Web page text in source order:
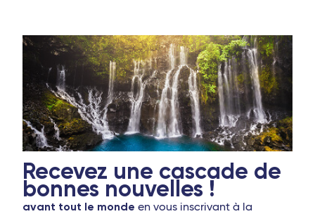
Recevez une cascade de
bonnes nouvelles !
avant tout le monde en vous inscrivant à la